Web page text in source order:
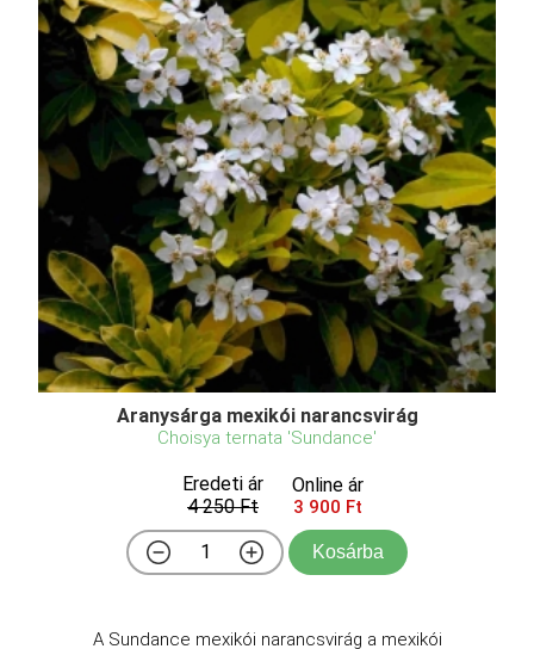
Aranysárga mexikói narancsvirág
Choisya ternata 'Sundance'
Eredeti ár
4 250 Ft
Online ár
3 900 Ft
Kosárba
A Sundance mexikói narancsvirág a mexikói